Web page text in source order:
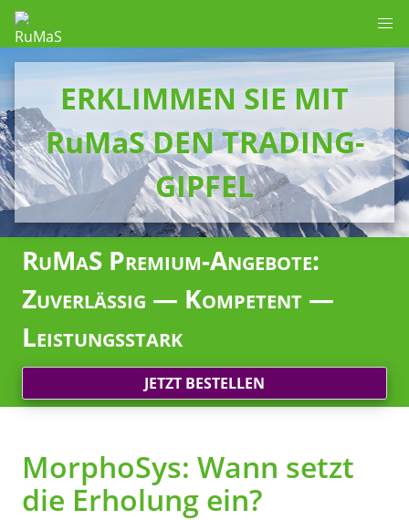
ERKLIMMEN SIE MIT
RuMaS DEN TRADING-
GIPFEL
RuMaS Premium-Angebote:
Zuverlässig — Kompetent —
Leistungsstark
JETZT BESTELLEN
MorphoSys: Wann setzt
die Erholung ein?